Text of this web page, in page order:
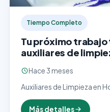
Tiempo Completo
Tu próximo
auxiliares de
Hace 3 meses
Auxiliares de Limpieza en
Higiene y la Salud El cargo
hospitales es esencial para
Más detalles